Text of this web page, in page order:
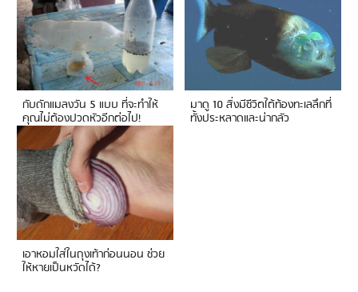
กับดักแมลงวัน 5 แบบ ที่จะทำให้
คุณไม่ต้องปวดหัวอีกต่อไป!
มาดู 10 สิ่งมีชีวิตใต้ท้องทะเลลึกที่
ทั้งประหลาดและน่ากลัว
เอาหอมใส่ในถุงเท้าก่อนนอน ช่วย
ให้หายเป็นหวัดได้?